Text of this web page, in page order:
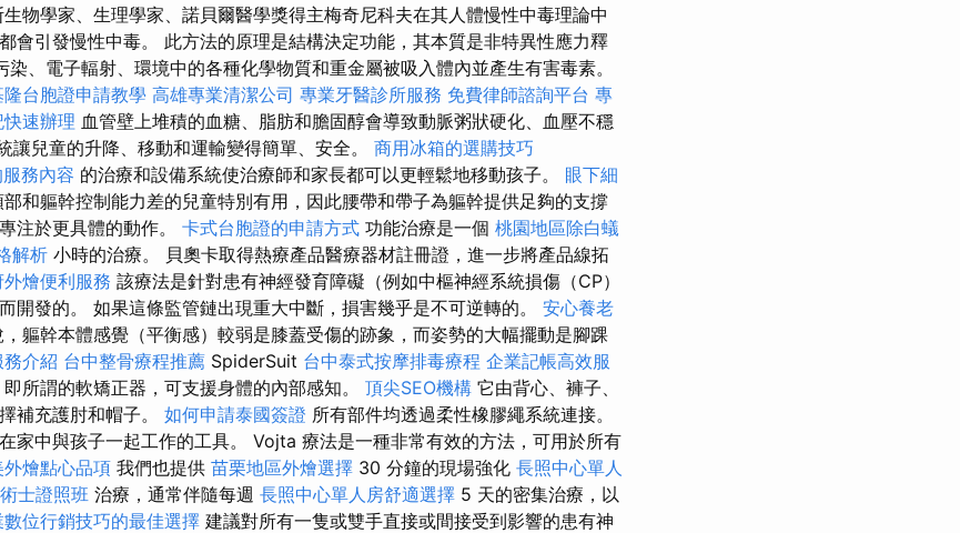
物學家、生理學家、諾貝爾醫學獎得主梅奇尼科夫在其人體慢性中毒理論中
會引發慢性中毒。 此方法的原理是結構決定功能，其本質是非特異性應力釋
染、電子輻射、環境中的各種化學物質和重金屬被吸入體內並產生有害毒素。
隆台胞證申請教學 高雄專業清潔公司 專業牙醫診所服務 免費律師諮詢平台 專
速辦理 血管壁上堆積的血糖、脂肪和膽固醇會導致動脈粥狀硬化、血壓不穩
讓兒童的升降、移動和運輸變得簡單、安全。 商用冰箱的選購技巧
務內容 的治療和設備系統使治療師和家長都可以更輕鬆地移動孩子。 眼下細
和軀幹控制能力差的兒童特別有用，因此腰帶和帶子為軀幹提供足夠的支撐
注於更具體的動作。 卡式台胞證的申請方式 功能治療是一個 桃園地區除白蟻
解析 小時的治療。 貝奧卡取得熱療產品醫療器材註冊證，進一步將產品線拓
燴便利服務 該療法是針對患有神經發育障礙（例如中樞神經系統損傷（CP）
開發的。 如果這條監管鏈出現重大中斷，損害幾乎是不可逆轉的。 安心養老
軀幹本體感覺（平衡感）較弱是膝蓋受傷的跡象，而姿勢的大幅擺動是腳踝
介紹 台中整骨療程推薦 SpiderSuit 台中泰式按摩排毒療程 企業記帳高效服
所謂的軟矯正器，可支援身體的內部感知。 頂尖SEO機構 它由背心、褲子、
補充護肘和帽子。 如何申請泰國簽證 所有部件均透過柔性橡膠繩系統連接。
家中與孩子一起工作的工具。 Vojta 療法是一種非常有效的方法，可用於所有
外燴點心品項 我們也提供 苗栗地區外燴選擇 30 分鐘的現場強化 長照中心單人
士證照班 治療，通常伴隨每週 長照中心單人房舒適選擇 5 天的密集治療，以
位行銷技巧的最佳選擇 建議對所有一隻或雙手直接或間接受到影響的患有神